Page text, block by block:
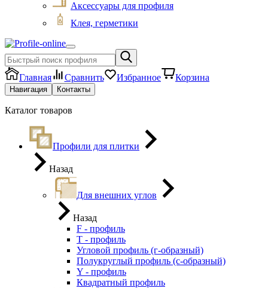
Аксессуары для профиля
Клея, герметики
Главная Сравнить Избранное Корзина
Навигация Контакты
Каталог товаров
Профили для плитки
Назад
Для внешних углов
Назад
F - профиль
Т - профиль
Угловой профиль (г-образный)
Полукруглый профиль (с-образный)
Y - профиль
Квадратный профиль